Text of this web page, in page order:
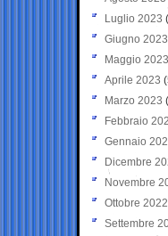
Luglio 2023
Giugno 2023
Maggio 2023
Aprile 2023
Marzo 2023
Febbraio
Gennaio
Dicembre
Novembre
Ottobre 2022
Settembre